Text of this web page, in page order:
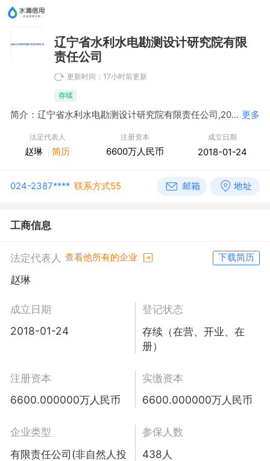
辽宁省水利水电勘测设计研究院有限
责任公司
更新时间：17小时前更新
存续
简介：辽宁省水利水电勘测设计研究院有限责任公司,2018年01月24日成立，经营范围包括水利水电工程勘测设计及环境影响综合评价，工业民用建筑勘测设计及岩土工程设计与施工监测；以上项目技术咨询、服务；可承担各类土木工程、建筑工程、线路管道和设备安装工程及装修工程项目的勘察、设计、监理以及与工程建设有关重要设备、材料采购招标代理，房屋租赁，建设项目水资源论证，水文水资源调查评价，市政公用行业设计；工程造价，水土保持方案设计，水土保持监测；工程总承包，项目管理；承包境外水利工程和境内国际招标工程，承包境外水利工程勘探、设计、咨询和监理项目，上述境外工程所需的设备、材料出口，燃煤及其它供热。 更多
法定代表人
赵琳 简历
注册资本
6600万人民币
成立日期
2018-01-24
024-2387**** 联系方式55
工商信息
法定代表人 查看他所有的企业 下载简历
赵琳
成立日期
2018-01-24
登记状态
存续（在营、开业、在
册）
注册资本
6600.000000万人民币
实缴资本
6600.000000万人民币
企业类型
有限责任公司(非自然人投
参保人数
438人